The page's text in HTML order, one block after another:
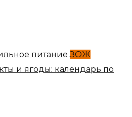
питание ЗОЖ
и ягоды: календарь по